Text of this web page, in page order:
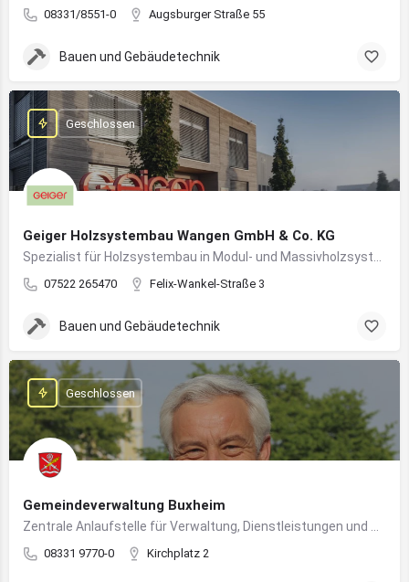
08331/8551-0 Augsburger Straße 55
Bauen und Gebäudetechnik
Geiger Holzsystembau Wangen GmbH & Co. KG
07522 265470 Felix-Wankel-Straße 3
Geschlossen
Bauen und Gebäudetechnik
Gemeindeverwaltung Buxheim
08331 9770-0 Kirchplatz 2
Geschlossen